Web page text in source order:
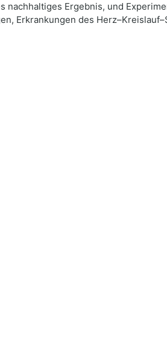
Ergebnis, und
Erkrankungen des